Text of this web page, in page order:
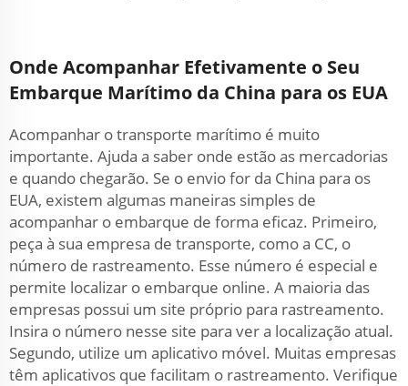
Onde Acompanhar Efetivamente o Seu
Embarque Marítimo da China para os EUA
Acompanhar o transporte marítimo é muito
importante. Ajuda a saber onde estão as mercadorias
e quando chegarão. Se o envio for da China para os
EUA, existem algumas maneiras simples de
acompanhar o embarque de forma eficaz. Primeiro,
peça à sua empresa de transporte, como a CC, o
número de rastreamento. Esse número é especial e
permite localizar o embarque online. A maioria das
empresas possui um site próprio para rastreamento.
Insira o número nesse site para ver a localização atual.
Segundo, utilize um aplicativo móvel. Muitas empresas
têm aplicativos que facilitam o rastreamento. Verifique